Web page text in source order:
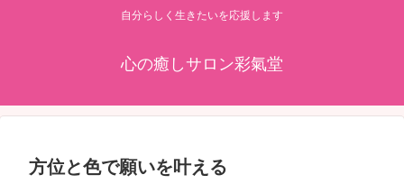
自分らしく生きたいを応援します
心の癒しサロン彩氣堂
方位と色で願いを叶える